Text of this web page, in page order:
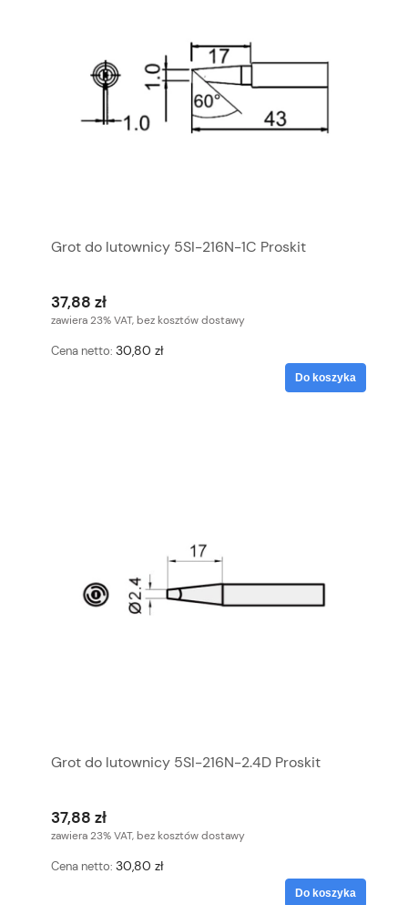
Grot do lutownicy 5SI-216N-1C Proskit
37,88 zł
zawiera 23% VAT, bez kosztów dostawy
Cena netto: 30,80 zł
Do koszyka
Grot do lutownicy 5SI-216N-2.4D Proskit
37,88 zł
zawiera 23% VAT, bez kosztów dostawy
Cena netto: 30,80 zł
Do koszyka